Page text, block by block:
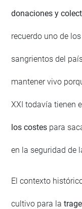
donaciones y
recuerdo uno de
sangrientos del
mantener vivo
XXI todavía tienen
los costes para
en la seguridad de
El contexto
cultivo para la